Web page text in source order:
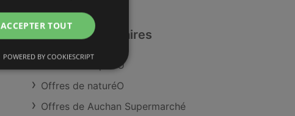
Détaillants similaires
Offres de Super U
Offres de naturéO
Offres de Auchan Supermarché
ACCEPTER TOUT
POWERED BY COOKIESCRIPT